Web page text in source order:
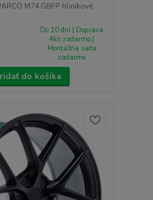
M74 GBFP hliníkové
Do 10 dní | Doprava
4ks zadarmo |
Montážna sada
zadarmo
do košíka